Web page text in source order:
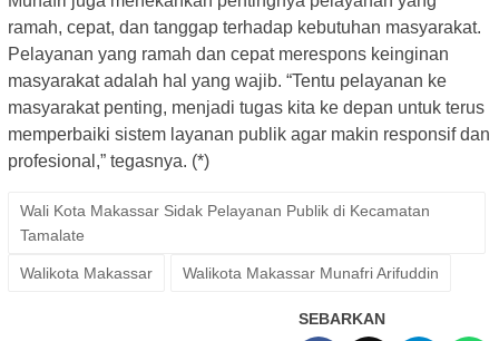
ramah, cepat, dan tanggap terhadap kebutuhan masyarakat.
Pelayanan yang ramah dan cepat merespons keinginan
masyarakat adalah hal yang wajib. “Tentu pelayanan ke
masyarakat penting, menjadi tugas kita ke depan untuk terus
memperbaiki sistem layanan publik agar makin responsif dan
profesional,” tegasnya. (*)
Wali Kota Makassar Sidak Pelayanan Publik di Kecamatan
Tamalate
Walikota Makassar Walikota Makassar Munafri Arifuddin
SEBARKAN